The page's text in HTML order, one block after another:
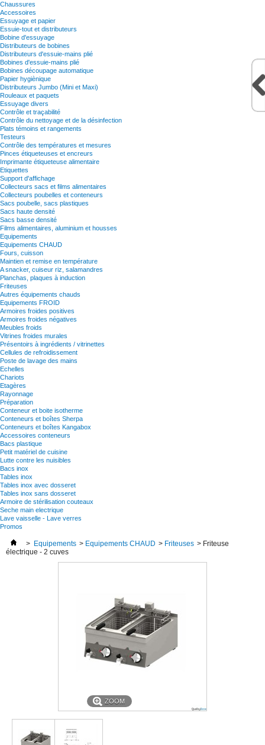
Chaussures
Accessoires
Essuyage et papier
Essuie-tout et distributeurs
Bobine d'essuyage
Distributeurs de bobines
Distributeurs d'essuie-mains plié
Bobines d'essuie-mains plié
Bobines découpage automatique
Papier hygiènique
Distributeurs Jumbo (Mini et Maxi)
Rouleaux et paquets
Essuyage divers
Contrôle et traçabilité
Contrôle du nettoyage et de la désinfection
Plats témoins et rangements
Testeurs
Contrôle des températures et mesures
Pinces étiqueteuses et encreurs
Imprimante étiqueteuse alimentaire
Etiquettes
Support d'affichage
Collecteurs sacs et films alimentaires
Collecteurs poubelles et conteneurs
Sacs poubelle, sacs plastiques
Sacs haute densité
Sacs basse densité
Films alimentaires, aluminium et housses
Equipements
Equipements CHAUD
Fours, cuisson
Maintien et remise en température
A snacker, cuiseur riz, salamandres
Planchas, plaques à induction
Friteuses
Autres équipements chauds
Equipements FROID
Armoires froides positives
Armoires froides négatives
Meubles froids
Vitrines froides murales
Présentoirs à ingrédients / vitrinettes
Cellules de refroidissement
Poste de lavage des mains
Echelles
Chariots
Etagères
Rayonnage
Préparation
Conteneur et boite isotherme
Conteneurs et boîtes Sherpa
Conteneurs et boîtes Kangabox
Accessoires conteneurs
Bacs plastique
Petit matériel de cuisine
Lutte contre les nuisibles
Bacs inox
Tables inox
Tables inox avec dosseret
Tables inox sans dosseret
Armoire de stérilisation couteaux
Seche main electrique
Lave vaisselle - Lave verres
Promos
> Equipements > Equipements CHAUD > Friteuses > Friteuse
électrique - 2 cuves
ZOOM